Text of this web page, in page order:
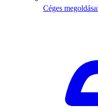
Céges